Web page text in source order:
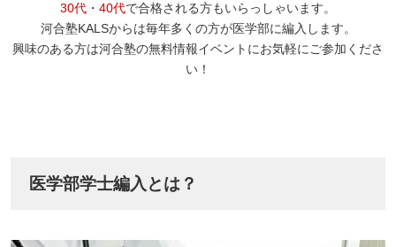
30代 ・ 40代で合格される方もいらっしゃいます。
河合塾KALSからは毎年多くの方が医学部に編入します。
興味のある方は河合塾の無料情報イベントにお気軽にご参加くださ
い！
医学部学士編入とは？